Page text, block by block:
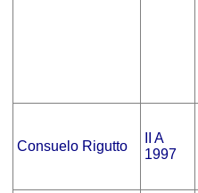
Consuelo Rigutto
II A
1997